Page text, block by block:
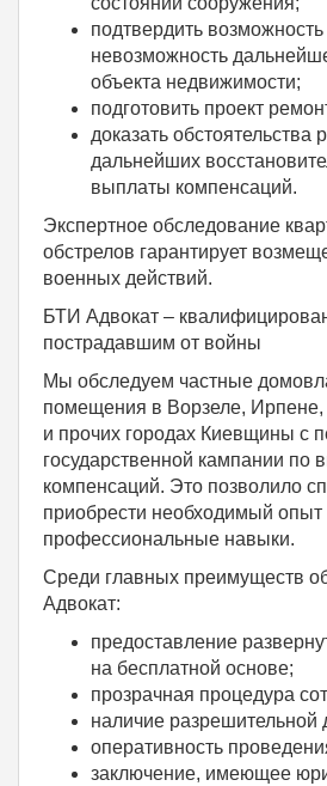
подтвердить возможность
невозможность
объекта недвижимости;
подготовить проект
доказать обстоятельства
дальнейших
выплаты компенсаций.
Экспертное обследование
обстрелов гарантирует
военных действий.
БТИ Адвокат –
пострадавшим от войны
Мы обследуем частные
помещения в Ворзеле,
и прочих городах Киевщины с
государственной кампании по
компенсаций. Это позволило
приобрести необходимый опыт
профессиональные навыки.
Среди главных преимуществ
Адвокат:
предоставление
на бесплатной основе;
прозрачная процедура
наличие разрешительной
оперативность
заключение, имеющее